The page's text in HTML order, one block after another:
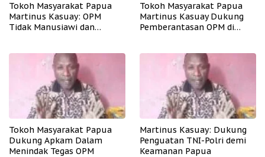
Tokoh Masyarakat Papua
Martinus Kasuay: OPM
Tidak Manusiawi dan
Tokoh Masyarakat Papua
Martinus Kasuay Dukung
Pemberantasan OPM di
Tokoh Masyarakat Papua
Dukung Apkam Dalam
Menindak Tegas OPM
Martinus Kasuay: Dukung
Penguatan TNI-Polri demi
Keamanan Papua